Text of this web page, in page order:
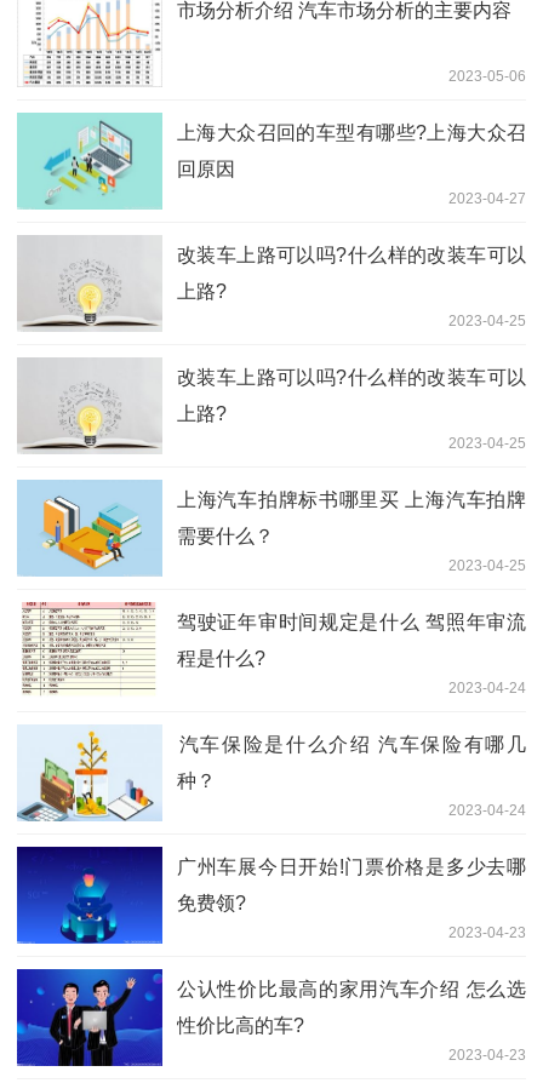
​市场分析介绍 汽车市场分析的主要内容
2023-05-06
上海大众召回的车型有哪些?上海大众召
回原因
2023-04-27
改装车上路可以吗?什么样的改装车可以
上路?
2023-04-25
改装车上路可以吗?什么样的改装车可以
上路?
2023-04-25
上海汽车拍牌标书哪里买 上海汽车拍牌
需要什么？
2023-04-25
驾驶证年审时间规定是什么 驾照年审流
程是什么?
2023-04-24
​汽车保险是什么介绍 汽车保险有哪几
种？
2023-04-24
广州车展今日开始!门票价格是多少去哪
免费领?
2023-04-23
公认性价比最高的家用汽车介绍 怎么选
性价比高的车?
2023-04-23